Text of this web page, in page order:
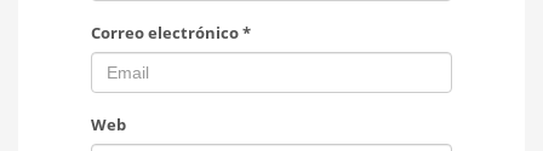
Correo electrónico*
Web